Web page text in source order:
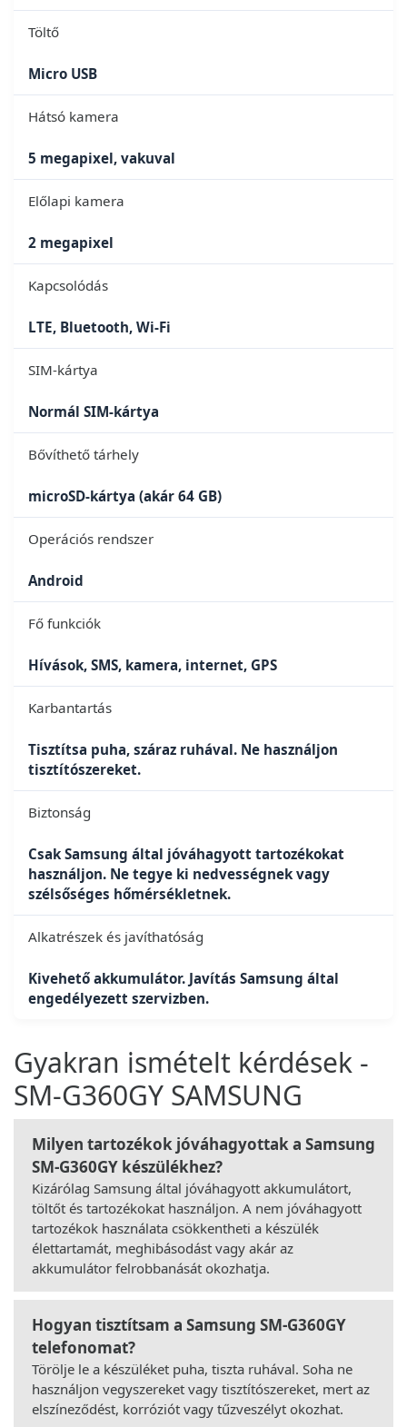
Töltő
Micro USB
Hátsó kamera
5 megapixel, vakuval
Előlapi kamera
2 megapixel
Kapcsolódás
LTE, Bluetooth, Wi-Fi
SIM-kártya
Normál SIM-kártya
Bővíthető tárhely
microSD-kártya (akár 64 GB)
Operációs rendszer
Android
Fő funkciók
Hívások, SMS, kamera, internet, GPS
Karbantartás
Tisztítsa puha, száraz ruhával. Ne használjon
tisztítószereket.
Biztonság
Csak Samsung által jóváhagyott tartozékokat
használjon. Ne tegye ki nedvességnek vagy
szélsőséges hőmérsékletnek.
Alkatrészek és javíthatóság
Kivehető akkumulátor. Javítás Samsung által
engedélyezett szervizben.
Gyakran ismételt kérdések -
SM-G360GY SAMSUNG
Milyen tartozékok jóváhagyottak a Samsung
SM-G360GY készülékhez?
Kizárólag Samsung által jóváhagyott akkumulátort,
töltőt és tartozékokat használjon. A nem jóváhagyott
tartozékok használata csökkentheti a készülék
élettartamát, meghibásodást vagy akár az
akkumulátor felrobbanását okozhatja.
Hogyan tisztítsam a Samsung SM-G360GY
telefonomat?
Törölje le a készüléket puha, tiszta ruhával. Soha ne
használjon vegyszereket vagy tisztítószereket, mert az
elszíneződést, korróziót vagy tűzveszélyt okozhat.